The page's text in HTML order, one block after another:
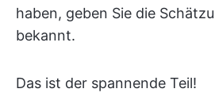
haben, geben Sie die
bekannt.
Das ist der spannende Teil!